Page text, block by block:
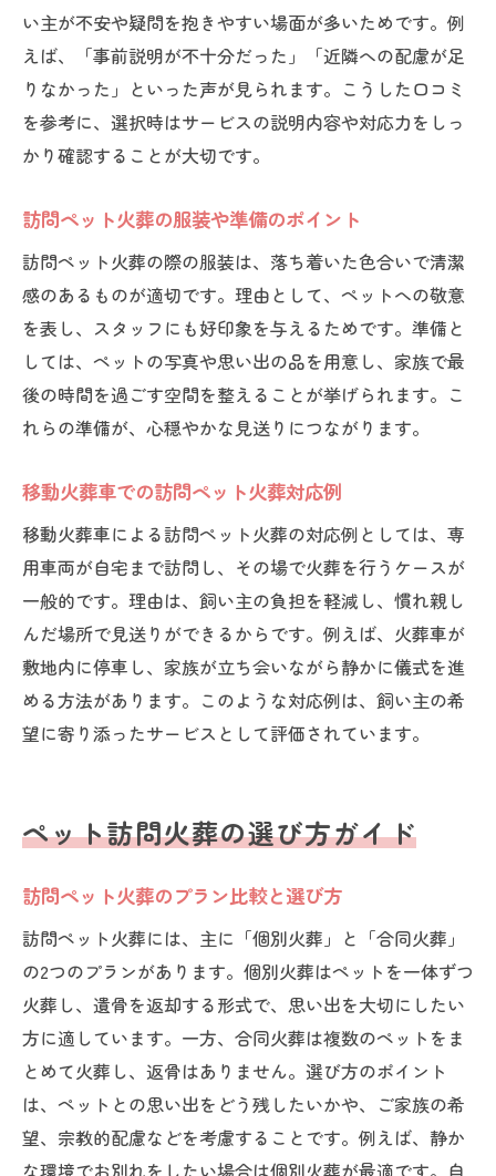
い主が不安や疑問を抱きやすい場面が多いためです。例
えば、「事前説明が不十分だった」「近隣への配慮が足
りなかった」といった声が見られます。こうした口コミ
を参考に、選択時はサービスの説明内容や対応力をしっ
かり確認することが大切です。
訪問ペット火葬の服装や準備のポイント
訪問ペット火葬の際の服装は、落ち着いた色合いで清潔
感のあるものが適切です。理由として、ペットへの敬意
を表し、スタッフにも好印象を与えるためです。準備と
しては、ペットの写真や思い出の品を用意し、家族で最
後の時間を過ごす空間を整えることが挙げられます。こ
れらの準備が、心穏やかな見送りにつながります。
移動火葬車での訪問ペット火葬対応例
移動火葬車による訪問ペット火葬の対応例としては、専
用車両が自宅まで訪問し、その場で火葬を行うケースが
一般的です。理由は、飼い主の負担を軽減し、慣れ親し
んだ場所で見送りができるからです。例えば、火葬車が
敷地内に停車し、家族が立ち会いながら静かに儀式を進
める方法があります。このような対応例は、飼い主の希
望に寄り添ったサービスとして評価されています。
ペット訪問火葬の選び方ガイド
訪問ペット火葬のプラン比較と選び方
訪問ペット火葬には、主に「個別火葬」と「合同火葬」
の2つのプランがあります。個別火葬はペットを一体ずつ
火葬し、遺骨を返却する形式で、思い出を大切にしたい
方に適しています。一方、合同火葬は複数のペットをま
とめて火葬し、返骨はありません。選び方のポイント
は、ペットとの思い出をどう残したいかや、ご家族の希
望、宗教的配慮などを考慮することです。例えば、静か
な環境でお別れをしたい場合は個別火葬が最適です。自